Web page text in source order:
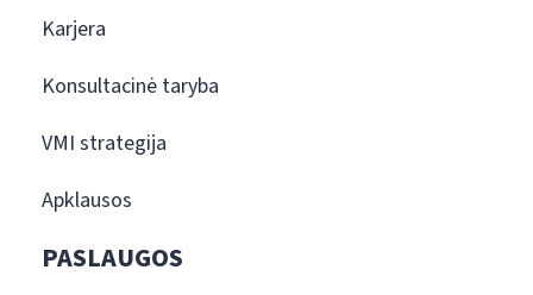
Karjera
Konsultacinė taryba
VMI strategija
Apklausos
PASLAUGOS